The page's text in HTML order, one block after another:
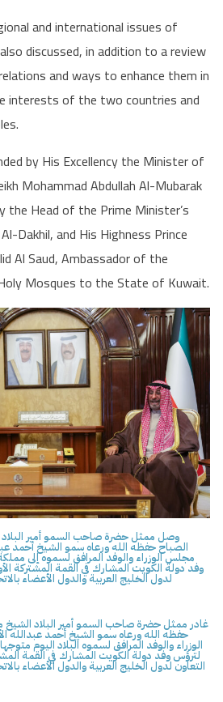
and international issues of
discussed, in addition to a review
and ways to enhance them in
interests of the two countries and
by His Excellency the Minister of
Mohammad Abdullah Al-Mubarak
the Head of the Prime Minister’s
Dakhil, and His Highness Prince
Al Saud, Ambassador of the
Mosques to the State of Kuwait.
وصل ممثل حضرة صاحب السمو أمير البلاد
الصباح حفظه الله ورعاه سمو الشيخ أحمد
مجلس الوزراء والوفد المرافق لسموه إلى
وفد دولة الكويت المشارك في القمة المشتركة
لدول الخليج العربية والدول الأعضاء
غادر ممثل حضرة صاحب السمو أمير البلاد الشيخ
حفظه الله ورعاه سمو الشيخ أحمد
الوزراء والوفد المرافق لسموه البلاد اليوم
لترؤس وفد دولة الكويت المشارك في القمة
التعاون لدول الخليج العربية والدول الأعضاء